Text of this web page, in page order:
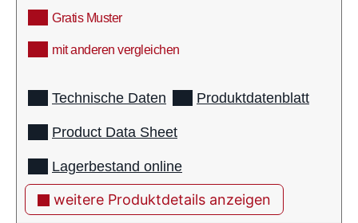
Gratis Muster
mit anderen vergleichen
Technische Daten Produktdatenblatt
Product Data Sheet
Lagerbestand online
weitere Produktdetails anzeigen